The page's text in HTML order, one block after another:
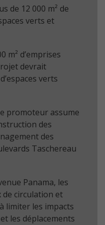
de 12 000 m² de
verts et
m² d’emprises
devrait
verts
promoteur assume
des
des
Taschereau
Panama, les
de circulation et
limiter les impacts
les déplacements